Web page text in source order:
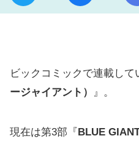
ビックコミックで連載して
ージャイアント）
』。
現在は第3部『BLUE